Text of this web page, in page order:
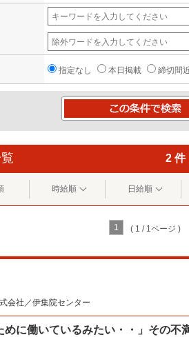
指定なし 本日掲載 締切間
2 件
時給順 日給順
1 ( 1 / 1ページ )
会社／伊集院センター
めに働いているみたい・・」その